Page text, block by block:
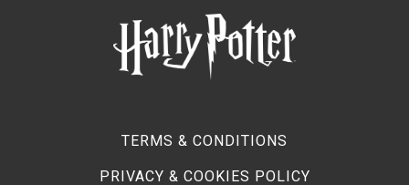
TERMS & CONDITIONS
PRIVACY & COOKIES POLICY